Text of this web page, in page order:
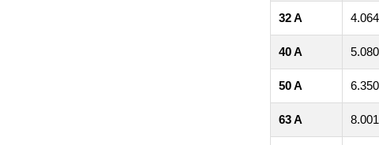
32 A
40 A
50 A
63 A